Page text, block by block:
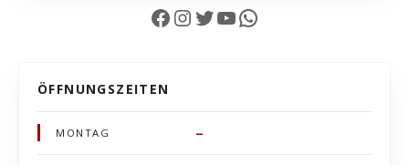
Facebook InstagramTwitter YouTube WhatsApp
ÖFFNUNGSZEITEN
MONTAG –